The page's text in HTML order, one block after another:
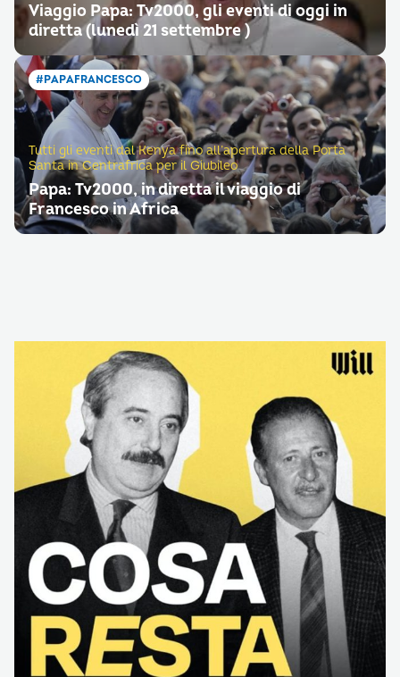
Viaggio Papa: Tv2000, gli eventi di oggi in
diretta (lunedì 21 settembre )
#PAPAFRANCESCO
Tutti gli eventi dal Kenya fino all’apertura della Porta
Santa in Centrafrica per il Giubileo
Papa: Tv2000, in diretta il viaggio di
Francesco in Africa